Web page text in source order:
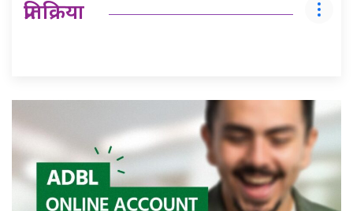
प्रतिक्रिया